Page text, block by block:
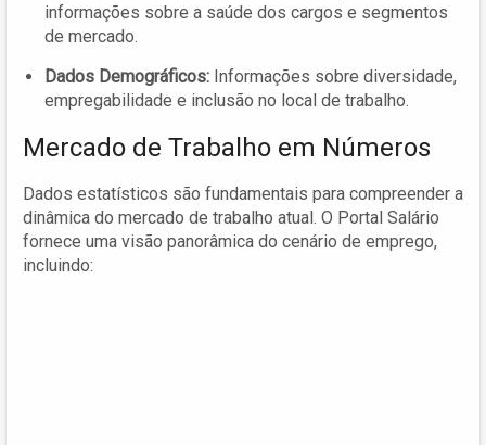
informações sobre a saúde dos cargos e segmentos
de mercado.
Dados Demográficos: Informações sobre diversidade,
empregabilidade e inclusão no local de trabalho.
Mercado de Trabalho em Números
Dados estatísticos são fundamentais para compreender a
dinâmica do mercado de trabalho atual. O Portal Salário
fornece uma visão panorâmica do cenário de emprego,
incluindo: